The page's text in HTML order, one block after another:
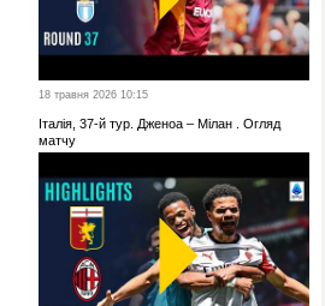
18 травня 2026 10:15
Італія, 37-й тур. Дженоа – Мілан . Огляд
матчу